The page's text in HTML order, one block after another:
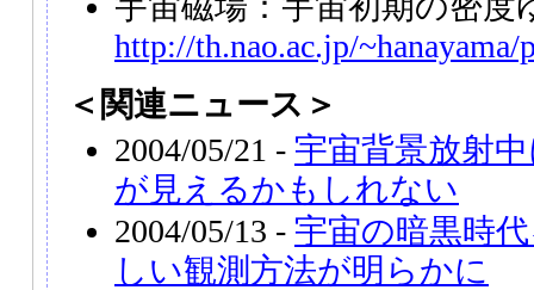
http://th.nao.ac.jp/~hanayama/
＜関連ニュース＞
2004/05/21 - 宇宙背景放射
が見えるかもしれない
2004/05/13 - 宇宙の暗黒時
しい観測方法が明らかに